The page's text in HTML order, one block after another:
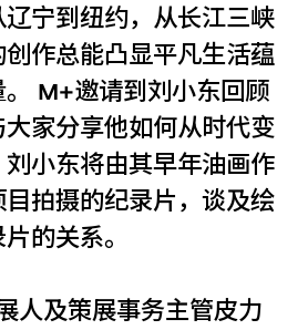
宁到纽约，从长江三峡
作总能凸显平凡生活蕴
M+邀请到刘小东回顾
家分享他如何从时代变
小东将由其早年油画作
拍摄的纪录片，谈及绘
的关系。
人及策展事务主管皮力